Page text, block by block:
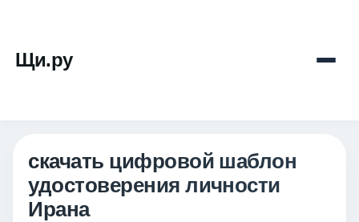
Щи.ру
скачать цифровой шаблон
удостоверения личности
Ирана